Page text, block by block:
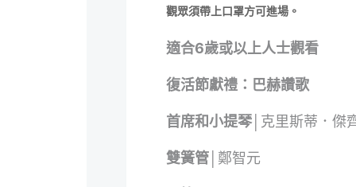
觀眾須帶上口罩方可進場。
適合6歲或以上人士觀看
復活節獻禮：巴赫讚歌
首席和小提琴│ 克里斯蒂．傑
雙簧管│ 鄭智元